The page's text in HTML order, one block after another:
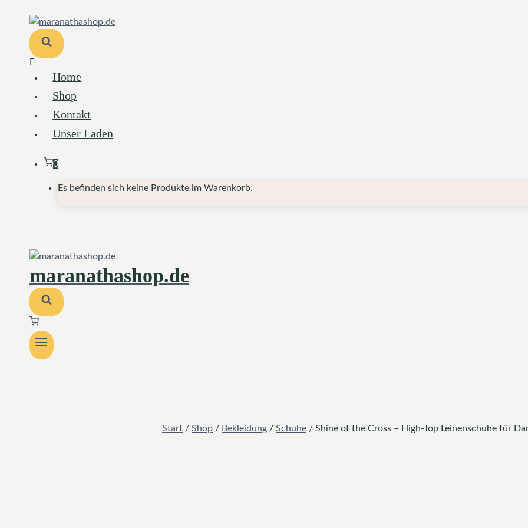
springen
Home
Shop
Kontakt
Unser Laden
0
Es befinden sich keine Produkte im Warenkorb.
maranathashop.de
Start / Shop / Bekleidung / Schuhe / Shine of the Cross – High-Top Leinenschuhe für